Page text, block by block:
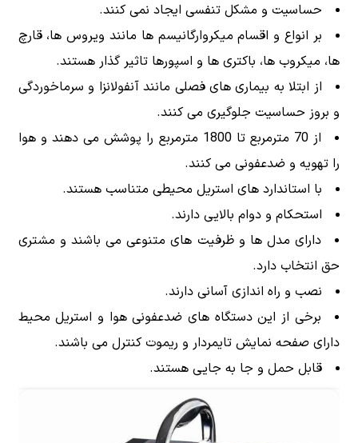
حساسیت و مشکل تنفسی ایجاد نمی کنند.
بر انواع و اقسام میکروارگانیسم‌ ها مانند ویروس ها، قارچ
ها، میکروب ها، باکتری ها و اسپورها تاثیر گذار هستند.
از ابتلا به بیماری های فصلی مانند آنفولانزا و سرماخوردگی
و بروز حساسیت جلوگیری می کنند.
از 70 مترمربع تا 1800 مترمربع را پوشش می دهند و هوا
را تهویه و ضدعفونی می کنند.
با استاندارد های استریل محیطی متناسب هستند.
استحکام و دوام بالایی دارند.
دارای مدل ها و ظرفیت های متنوعی می باشند و مشتری
حق انتخاب دارد.
نصب و راه اندازی آسانی دارند.
برخی از این دستگاه های ضدعفونی هوا و استریل محیط
دارای صفحه نمایش تایمردار و ریموت کنترل می باشند.
قابل حمل و جا به جایی هستند.